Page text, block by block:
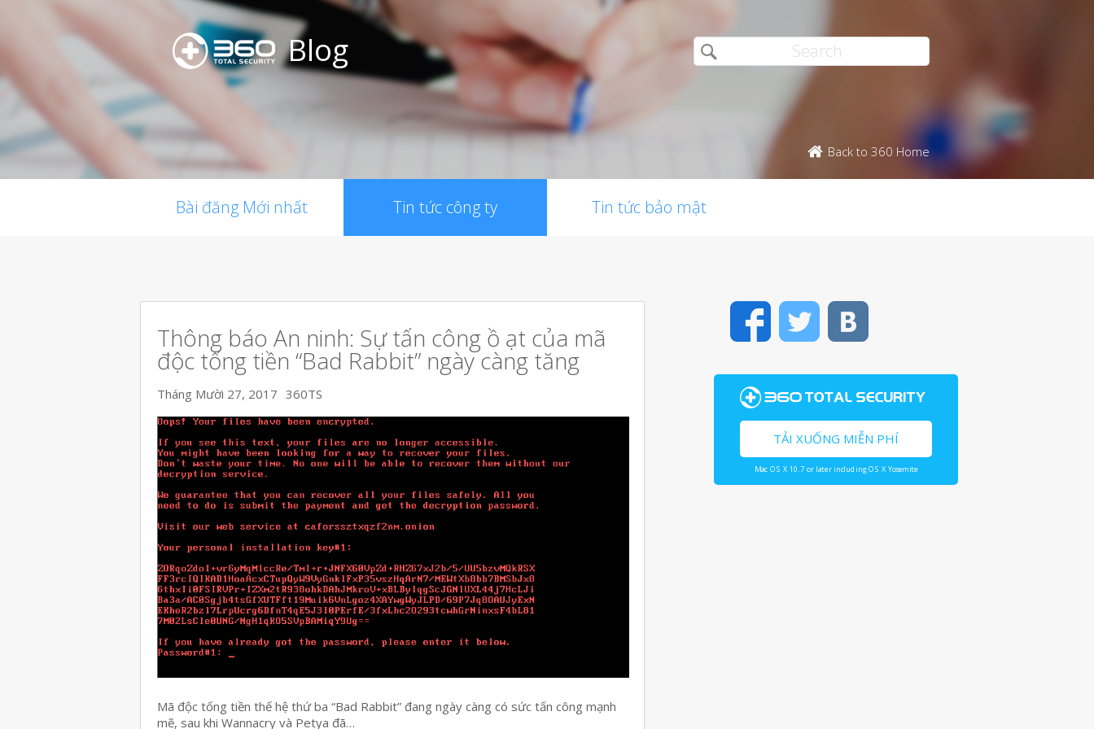
Blog
Back to 360 Home
Bài đăng Mới nhất Tin tức công ty Tin tức bảo mật
Thông báo An ninh: Sự tấn công ồ ạt của mã
độc tống tiền “Bad Rabbit” ngày càng tăng
Tháng Mười 27, 2017 360TS
Mã độc tống tiền thế hệ thứ ba “Bad Rabbit” đang ngày càng có sức tấn công mạnh
mẽ, sau khi Wannacry và Petya đã…
FacebookTwitter
TẢI XUỐNG MIỄN PHÍ
Mac OS X 10.7 or later including OS X Yosemite